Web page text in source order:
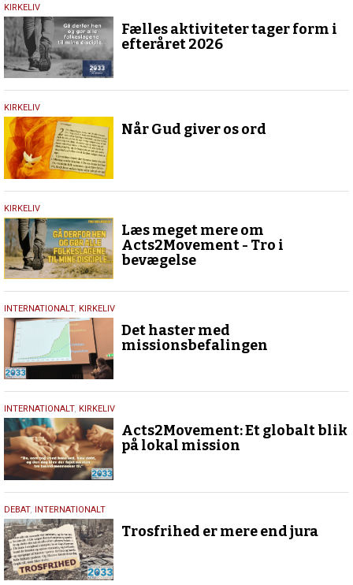
25.
maj
2026
KIRKELIV
Fælles aktiviteter tager form i
efteråret 2026
23.
maj
2026
KIRKELIV
Når Gud giver os ord
15.
maj
2026
KIRKELIV
Læs meget mere om
Acts2Movement - Tro i
bevægelse
26.
april
2026
INTERNATIONALT, KIRKELIV
Det haster med
missionsbefalingen
19.
april
2026
INTERNATIONALT, KIRKELIV
Acts2Movement: Et globalt blik
på lokal mission
14.
april
2026
DEBAT, INTERNATIONALT
Trosfrihed er mere end jura